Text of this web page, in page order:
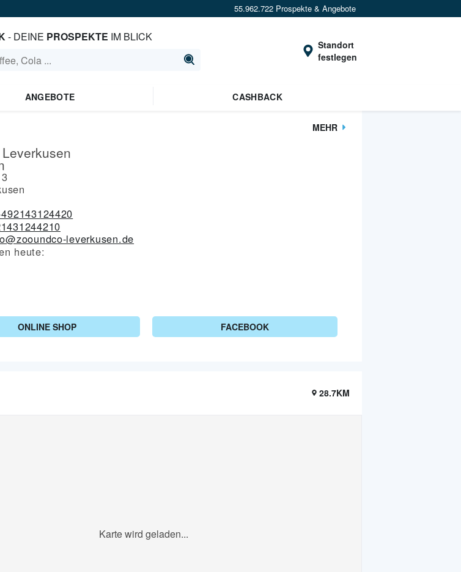
55.962.722 Prospekte & Angebote
- DEINE PROSPEKTE IM BLICK
Standort
festlegen
ANGEBOTE CASHBACK
MEHR
leverkusen.de
heute:
ONLINE SHOP FACEBOOK
28.7KM
Karte wird geladen...